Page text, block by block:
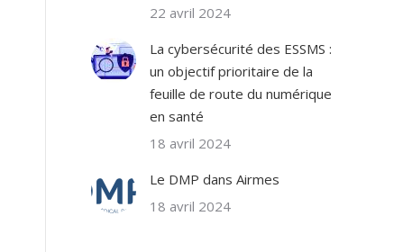
22 avril 2024
La cybersécurité des ESSMS :
un objectif prioritaire de la
feuille de route du numérique
en santé
18 avril 2024
Le DMP dans Airmes
18 avril 2024